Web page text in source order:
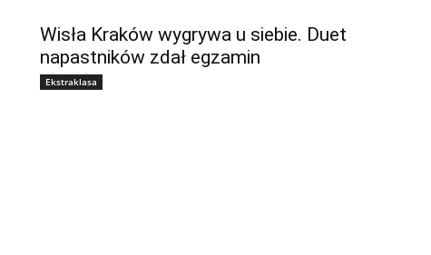
Wisła Kraków wygrywa u siebie. Duet
napastników zdał egzamin
Ekstraklasa